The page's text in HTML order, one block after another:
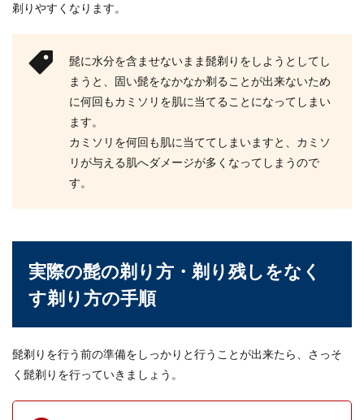
対処法と注意点について
男性の靴は何足必要？最低限揃えたい
靴の数、理想とする靴の数
社会人男性はトータルで何足靴が必要なのでしょ
ツの着用...
剃りやすくなります。
髭に水分を含ませないまま髭剃りをしようとしてし
まうと、固い髭をなかなか剃ることが出来ないため
に何回もカミソリを肌に当てることになってしまい
ます。
カミソリを何回も肌に当ててしまいますと、カミソ
リが与える肌へダメージが多くなってしまうので
す。
実際の髭の剃り方・剃り残しをなく
す剃り方の手順
髭剃りを行う前の準備をしっかりと行うことが出来たら、さっそ
く髭剃りを行っていきましょう。